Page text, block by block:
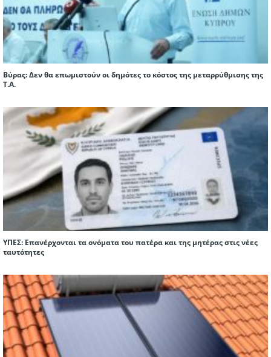
Βύρας: Δεν θα επωμιστούν οι δημότες το κόστος της μεταρρύθμισης της
Τ.Α.
ΥΠΕΣ: Επανέρχονται τα ονόματα του πατέρα και της μητέρας στις νέες
ταυτότητες